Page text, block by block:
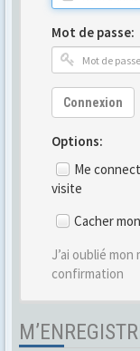
Mot de passe:
Connexion
Options:
Me
visite
Cacher
J’ai oublié
confirmation